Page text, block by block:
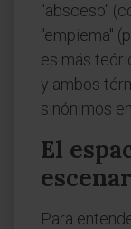
"absceso"
"empiema"
es más
y ambos
sinónimos
El
Para